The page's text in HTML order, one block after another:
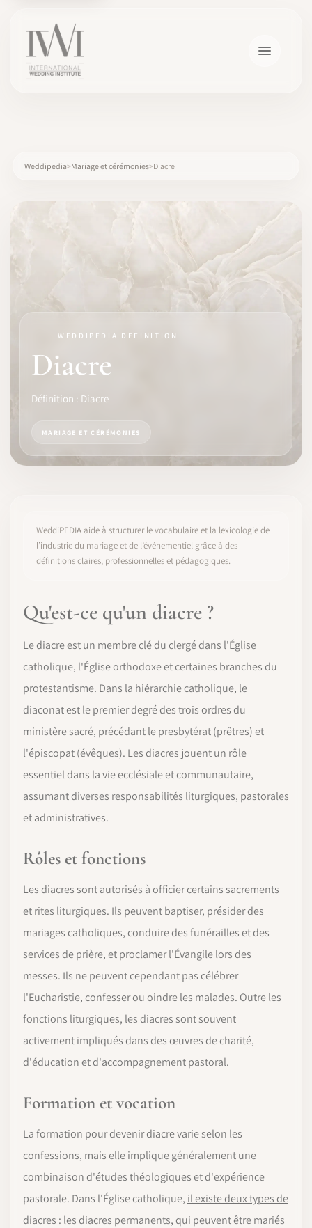
LOGICIEL
IDENTITÉ PRO
COMMENCER
Weddipedia Mariage et cérémonies Diacre
WEDDIPEDIA DEFINITION
Diacre
Définition : Diacre
MARIAGE ET CÉRÉMONIES
WeddiPEDIA aide à structurer le vocabulaire et la lexicologie de
l’industrie du mariage et de l’événementiel grâce à des
définitions claires, professionnelles et pédagogiques.
Qu'est-ce qu'un diacre ?
Le diacre est un membre clé du clergé dans l'Église
catholique, l'Église orthodoxe et certaines branches du
protestantisme. Dans la hiérarchie catholique, le
diaconat est le premier degré des trois ordres du
ministère sacré, précédant le presbytérat (prêtres) et
l'épiscopat (évêques). Les diacres jouent un rôle
essentiel dans la vie ecclésiale et communautaire,
assumant diverses responsabilités liturgiques, pastorales
et administratives.
Rôles et fonctions
Les diacres sont autorisés à officier certains sacrements
et rites liturgiques. Ils peuvent baptiser, présider des
mariages catholiques, conduire des funérailles et des
services de prière, et proclamer l'Évangile lors des
messes. Ils ne peuvent cependant pas célébrer
l'Eucharistie, confesser ou oindre les malades. Outre les
fonctions liturgiques, les diacres sont souvent
activement impliqués dans des œuvres de charité,
d'éducation et d'accompagnement pastoral.
Formation et vocation
La formation pour devenir diacre varie selon les
confessions, mais elle implique généralement une
combinaison d'études théologiques et d'expérience
pastorale. Dans l'Église catholique, il existe deux types de
diacres : les diacres permanents, qui peuvent être mariés